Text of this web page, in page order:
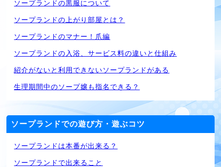
ソープランドの黒服について
ソープランドの上がり部屋とは？
ソープランドのマナー！爪編
ソープランドの入浴、サービス料の違いと仕組み
紹介がないと利用できないソープランドがある
生理期間中のソープ嬢も指名できる？
ソープランドでの遊び方・遊ぶコツ
ソープランドは本番が出来る？
ソープランドで出来ること